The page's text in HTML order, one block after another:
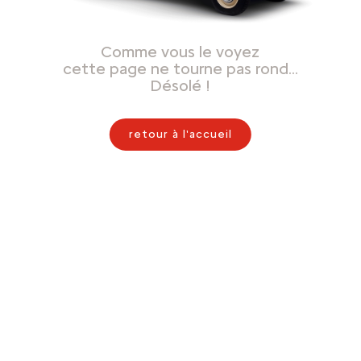
Comme vous le voyez
cette page ne tourne pas rond…
Désolé !
retour à l'accueil